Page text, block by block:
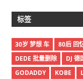
标签
30岁 梦想 车 80后 回
DEDE 批量删除
DJ 德
GODADDY
KOBE